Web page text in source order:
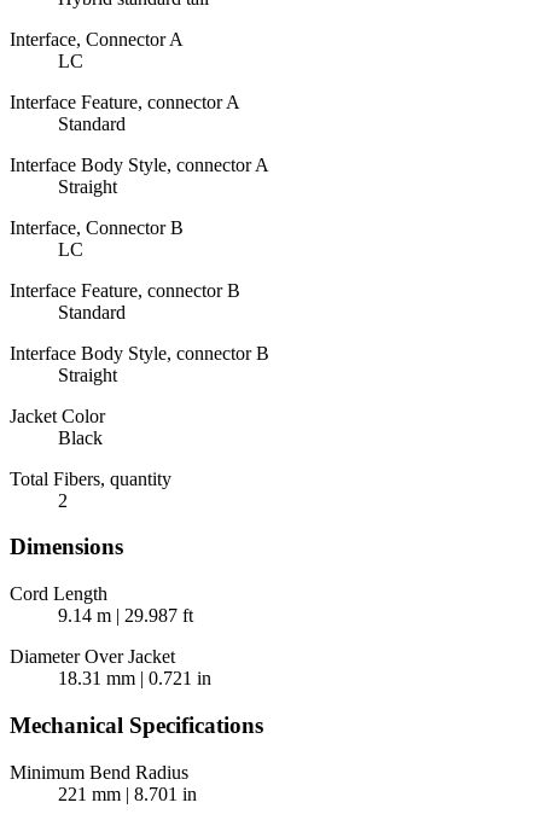
Interface, Connector A
LC
Interface Feature, connector A
Standard
Interface Body Style, connector A
Straight
Interface, Connector B
LC
Interface Feature, connector B
Standard
Interface Body Style, connector B
Straight
Jacket Color
Black
Total Fibers, quantity
2
Dimensions
Cord Length
9.14 m | 29.987 ft
Diameter Over Jacket
18.31 mm | 0.721 in
Mechanical Specifications
Minimum Bend Radius
221 mm | 8.701 in